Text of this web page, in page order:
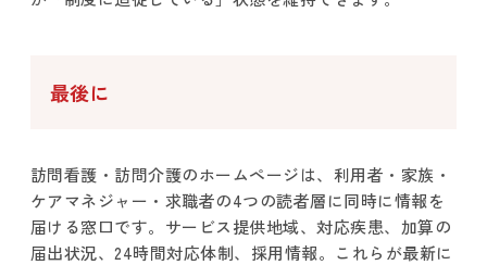
最後に
訪問看護・訪問介護のホームページは、利用者・家族・
ケアマネジャー・求職者の4つの読者層に同時に情報を
届ける窓口です。サービス提供地域、対応疾患、加算の
届出状況、24時間対応体制、採用情報。これらが最新に